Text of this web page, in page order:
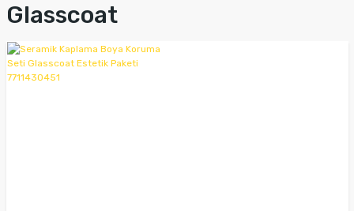
Glasscoat